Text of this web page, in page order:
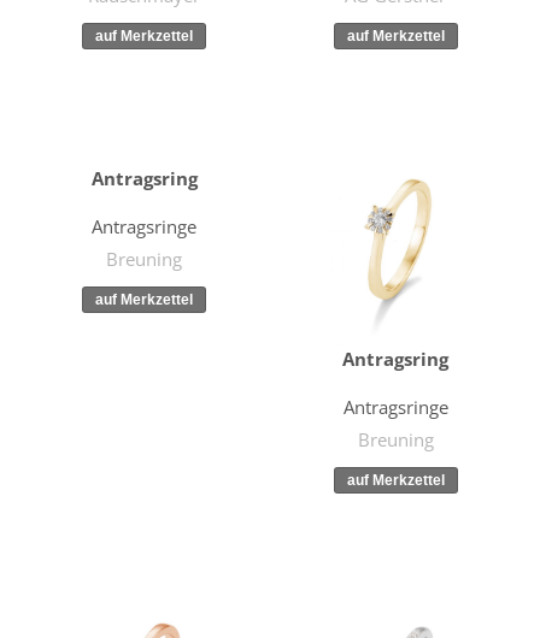
Antragsring
Antragsringe
Breuning
Antragsring
Antragsringe
Breuning